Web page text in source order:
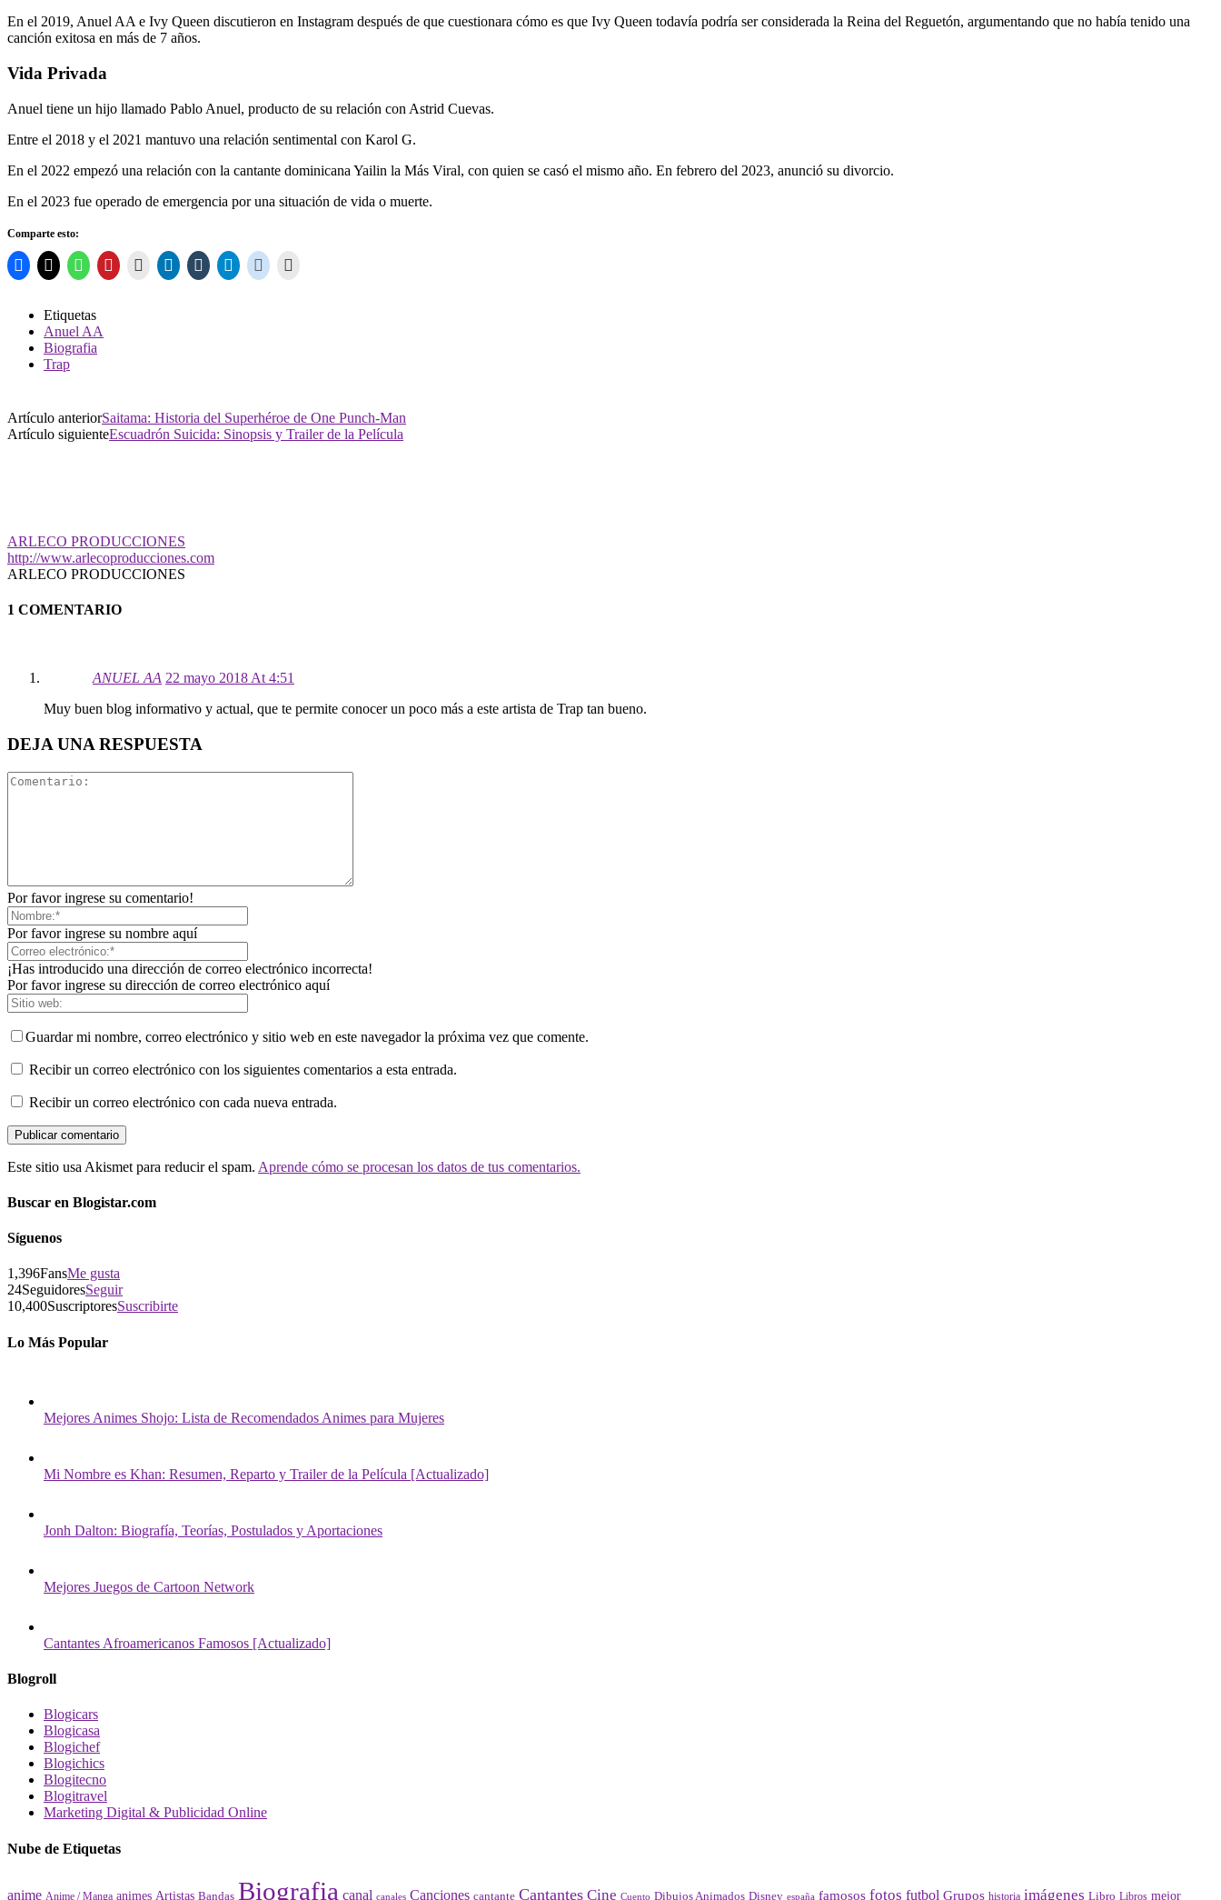
En el 2019, Anuel AA e Ivy Queen discutieron en Instagram después de que cuestionara cómo es que Ivy Queen todavía podría ser considerada la Reina del Reguetón, argumentando que no había tenido una
canción exitosa en más de 7 años. ​
Vida Privada
Anuel tiene un hijo llamado Pablo Anuel, producto de su relación con Astrid Cuevas.
Entre el 2018 y el 2021 mantuvo una relación sentimental con Karol G.
En el 2022 empezó una relación con la cantante dominicana Yailin la Más Viral,​ con quien se casó el mismo año.​ En febrero del 2023, anunció su divorcio.
En el 2023 fue operado de emergencia por una situación de vida o muerte.
Comparte esto:
Etiquetas
Anuel AA
Biografia
Trap
Artículo anteriorSaitama: Historia del Superhéroe de One Punch-Man
Artículo siguienteEscuadrón Suicida: Sinopsis y Trailer de la Película
ARLECO PRODUCCIONES
http://www.arlecoproducciones.com
ARLECO PRODUCCIONES
1 COMENTARIO
ANUEL AA 22 mayo 2018 At 4:51
Muy buen blog informativo y actual, que te permite conocer un poco más a este artista de Trap tan bueno.
DEJA UNA RESPUESTA
Por favor ingrese su comentario!
Por favor ingrese su nombre aquí
¡Has introducido una dirección de correo electrónico incorrecta!
Por favor ingrese su dirección de correo electrónico aquí
Guardar mi nombre, correo electrónico y sitio web en este navegador la próxima vez que comente.
Recibir un correo electrónico con los siguientes comentarios a esta entrada.
Recibir un correo electrónico con cada nueva entrada.
Este sitio usa Akismet para reducir el spam. Aprende cómo se procesan los datos de tus comentarios.
Buscar en Blogistar.com
Síguenos
1,396FansMe gusta
24SeguidoresSeguir
10,400SuscriptoresSuscribirte
Lo Más Popular
Mejores Animes Shojo: Lista de Recomendados Animes para Mujeres
Mi Nombre es Khan: Resumen, Reparto y Trailer de la Película [Actualizado]
Jonh Dalton: Biografía, Teorías, Postulados y Aportaciones
Mejores Juegos de Cartoon Network
Cantantes Afroamericanos Famosos [Actualizado]
Blogroll
Blogicars
Blogicasa
Blogichef
Blogichics
Blogitecno
Blogitravel
Marketing Digital & Publicidad Online
Nube de Etiquetas
anime Anime / Manga animes Artistas Bandas Biografia canal canales Canciones cantante Cantantes Cine Cuento Dibujos Animados Disney españa famosos fotos futbol Grupos historia imágenes Libro Libros mejor